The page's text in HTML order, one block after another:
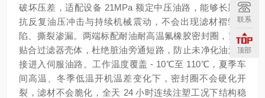
破坏压差，适配设备 21MPa 额定中压油路，能够长期抵
抗反复油压冲击与持续机械震动，不会出现滤材褶皱塌
陷、撕裂渗漏。两端标配耐油耐高温氟橡胶密封圈，紧密
贴合过滤器壳体，杜绝脏油旁通短路，防止未净化油液直
接进入伺服油路。工作温度覆盖 - 10℃至 110℃，夏季车
间高温、冬季低温开机温差变化下，密封圈不会硬化开
裂，滤材不会脆化，全天 24 小时连续注塑工况下结构稳
联系
顶部